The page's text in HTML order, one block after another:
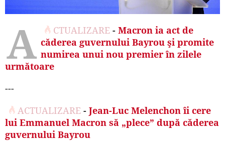
A CTUALIZARE - Macron ia act de
căderea guvernului Bayrou şi promite
numirea unui nou premier în zilele
următoare
---
ACTUALIZARE - Jean-Luc Melenchon îi cere
lui Emmanuel Macron să „plece” după căderea
guvernului Bayrou